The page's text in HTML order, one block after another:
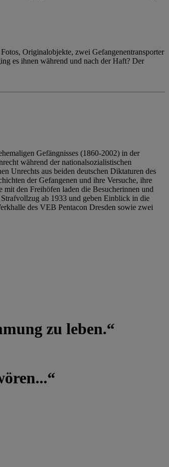
Originalobjekte, zwei Gefangenentransporter
es ihnen während und nach der Haft? Der
Gefängnisses (1860-2002) in der
während der nationalsozialistischen
Unrechts aus beiden deutschen Diktaturen des
der Gefangenen und ihre Versuche, ihre
den Freihöfen laden die Besucherinnen und
ab 1933 und geben Einblick in die
des VEB Pentacon Dresden sowie zwei
zu leben.“